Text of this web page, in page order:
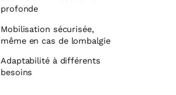
profonde
Mobilisation sécurisée,
même en cas de lombalgie
Adaptabilité à différents
besoins